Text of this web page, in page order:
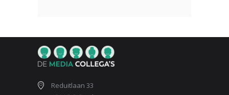
Reduitlaan 33